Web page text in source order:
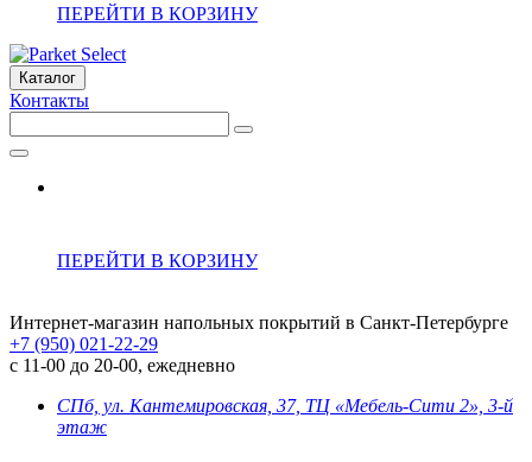
ПЕРЕЙТИ В КОРЗИНУ
Каталог
Контакты
ПЕРЕЙТИ В КОРЗИНУ
Интернет-магазин напольных покрытий в Санкт-Петербурге
+7 (950) 021-22-29
с 11-00 до 20-00, ежедневно
СПб, ул. Кантемировская, 37, ТЦ «Мебель-Сити 2», 3-й
этаж